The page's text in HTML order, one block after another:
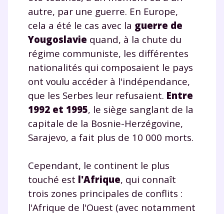
autre, par une guerre. En Europe,
cela a été le cas avec la guerre de
Yougoslavie quand, à la chute du
régime communiste, les différentes
nationalités qui composaient le pays
ont voulu accéder à l'indépendance,
que les Serbes leur refusaient. Entre
1992 et 1995, le siège sanglant de la
capitale de la Bosnie-Herzégovine,
Sarajevo, a fait plus de 10 000 morts.
Cependant, le continent le plus
touché est l'Afrique, qui connaît
trois zones principales de conflits :
l'Afrique de l'Ouest (avec notamment